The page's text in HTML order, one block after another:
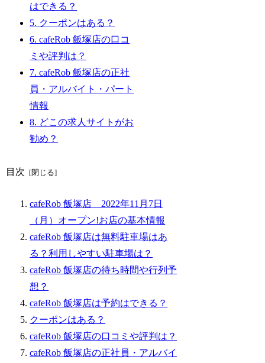
はできる？
5. クーポンはある？
6. cafeRob 飯塚店の口コ
ミや評判は？
7. cafeRob 飯塚店の正社
員・アルバイト・パート
情報
8. どこの求人サイトがお
勧め？
目次
cafeRob 飯塚店 2022年11月7日
（月）オープン!お店の基本情報
cafeRob 飯塚店は無料駐車場はあ
る？利用しやすい駐車場は？
cafeRob 飯塚店の待ち時間や行列予
想？
cafeRob 飯塚店は予約はできる？
クーポンはある？
cafeRob 飯塚店の口コミや評判は？
cafeRob 飯塚店の正社員・アルバイ